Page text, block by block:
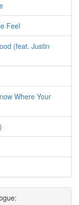
Feel
(feat. Justin
Where Your